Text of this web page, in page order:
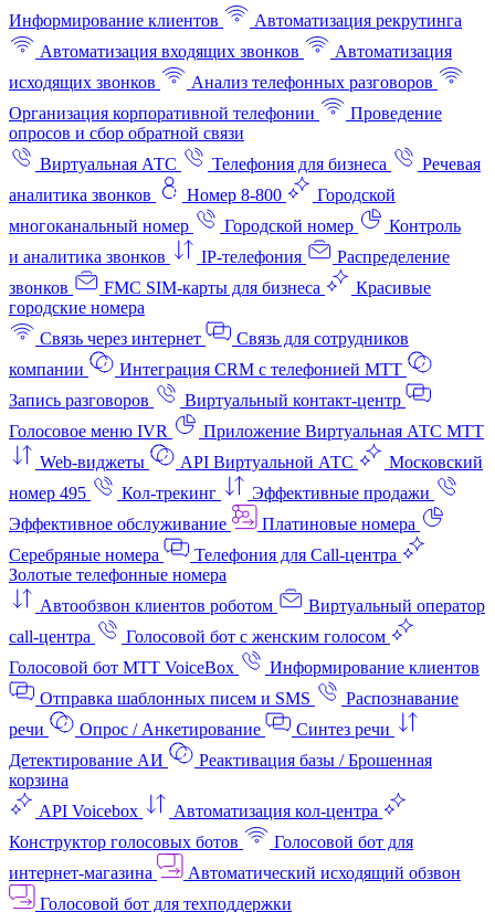
Информирование клиентов
Автоматизация рекрутинга
Автоматизация входящих звонков
Автоматизация
исходящих звонков
Анализ телефонных разговоров
Организация корпоративной телефонии
Проведение
опросов и сбор обратной связи
Виртуальная АТС
Телефония для бизнеса
Речевая
аналитика звонков
Номер 8-800
Городской
многоканальный номер
Городской номер
Контроль
и аналитика звонков
IP-телефония
Распределение
звонков
FMC SIM-карты для бизнеса
Красивые
городские номера
Связь через интернет
Связь для сотрудников
компании
Интеграция CRM с телефонией МТТ
Запись разговоров
Виртуальный контакт‑центр
Голосовое меню IVR
Приложение Виртуальная АТС МТТ
Web-виджеты
API Виртуальной АТС
Московский
номер 495
Кол-трекинг
Эффективные продажи
Эффективное обслуживание
Платиновые номера
Серебряные номера
Телефония для Call-центра
Золотые телефонные номера
Автообзвон клиентов роботом
Виртуальный оператор
call-центра
Голосовой бот с женским голосом
Голосовой бот МТТ VoiceBox
Информирование клиентов
Отправка шаблонных писем и SMS
Распознавание
речи
Опрос / Анкетирование
Синтез речи
Детектирование АИ
Реактивация базы / Брошенная
корзина
API Voicebox
Автоматизация кол‑центра
Конструктор голосовых ботов
Голосовой бот для
интернет‑магазина
Автоматический исходящий обзвон
Голосовой бот для техподдержки